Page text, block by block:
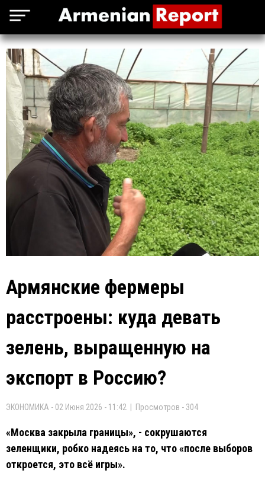
Армянские фермеры
расстроены: куда девать
зелень, выращенную на
экспорт в Россию?
ЭКОНОМИКА - 02 Июня 2026 - 11:42 | Просмотров - 304
«Москва закрыла границы», - сокрушаются
зеленщики, робко надеясь на то, что «после выборов
откроется, это всё игры».